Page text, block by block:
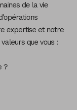
de la vie
expertise et notre
que vous :
?